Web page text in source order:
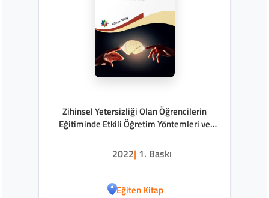
Zihinsel Yetersizliği Olan Öğrencilerin
Eğitiminde Etkili Öğretim Yöntemleri ve
2022| 1. Baskı
Eğiten Kitap